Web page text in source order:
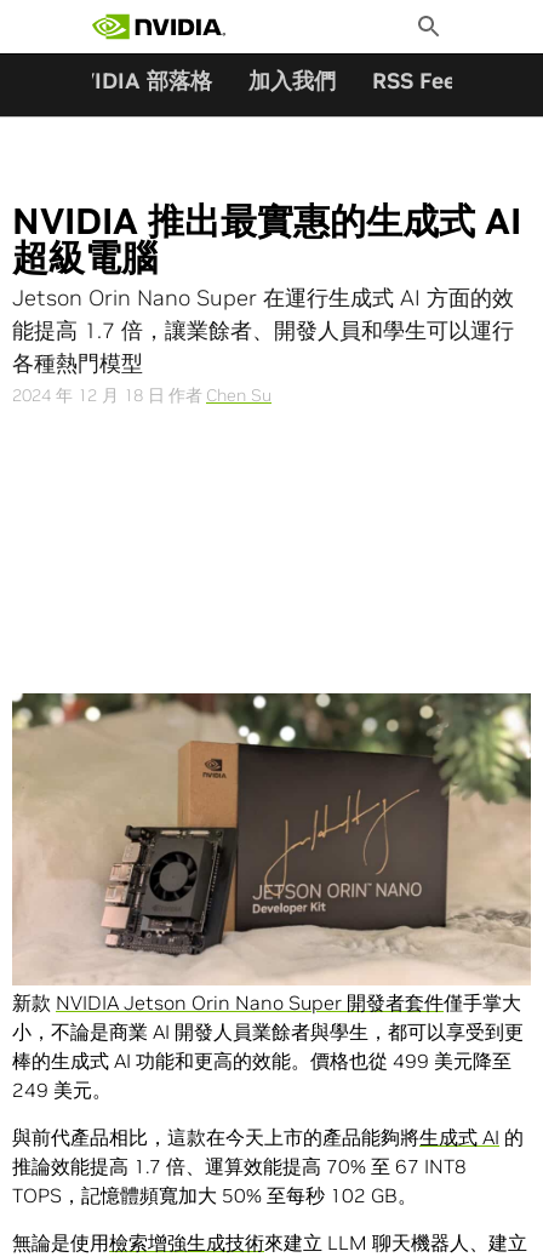
Toggle
Search
NVIDIA 部落格 加入我們 RSS Feeds
NVIDIA 推出最實惠的生成式 AI
超級電腦
Jetson Orin Nano Super 在運行生成式 AI 方面的效
能提高 1.7 倍，讓業餘者、開發人員和學生可以運行
各種熱門模型
2024 年 12 月 18 日 作者 Chen Su
Share
NVIDIA 推出體積小巧的新款生成式人工智慧（AI）超級電
腦，透過軟體升級的方式，以更低價格提供更高效能。
新款 NVIDIA Jetson Orin Nano Super 開發者套件僅手掌大
小，不論是商業 AI 開發人員業餘者與學生，都可以享受到更
棒的生成式 AI 功能和更高的效能。價格也從 499 美元降至
249 美元。
與前代產品相比，這款在今天上市的產品能夠將生成式 AI 的
推論效能提高 1.7 倍、運算效能提高 70% 至 67 INT8
TOPS，記憶體頻寬加大 50% 至每秒 102 GB。
無論是使用檢索增強生成技術來建立 LLM 聊天機器人、建立